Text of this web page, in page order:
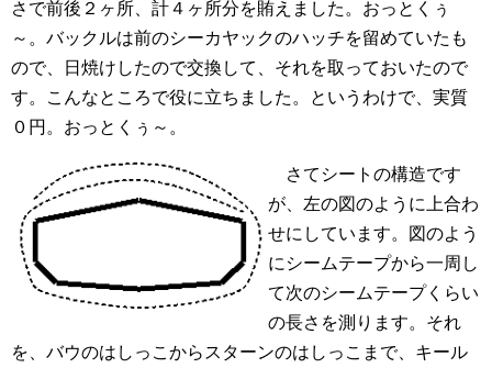
さで前後２ヶ所、計４ヶ所分を賄えました。おっとくぅ
～。バックルは前のシーカヤックのハッチを留めていたも
ので、日焼けしたので交換して、それを取っておいたので
す。こんなところで役に立ちました。というわけで、実質
０円。おっとくぅ～。
さてシートの構造です
が、左の図のように上合わ
せにしています。図のよう
にシームテープから一周し
て次のシームテープくらい
の長さを測ります。それ
を、バウのはしっこからスターンのはしっこまで、キール